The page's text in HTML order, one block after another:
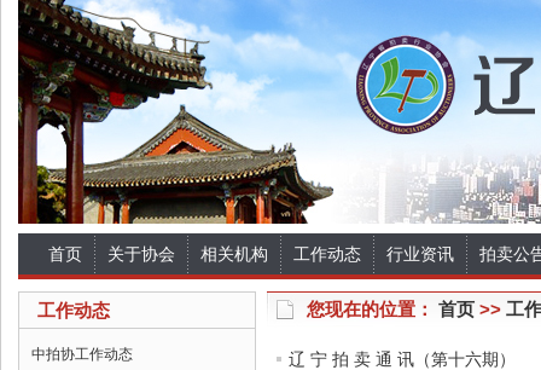
首页 关于协会 相关机构 工作动态 行业资讯 拍卖公
工作动态
中拍协工作动态
您现在的位置： 首页 >> 工
辽 宁 拍 卖 通 讯（第十六期）